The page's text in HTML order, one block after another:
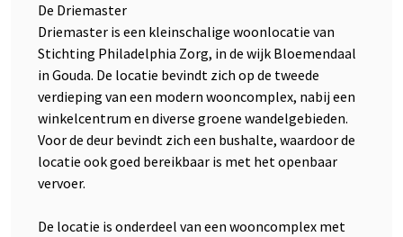
De Driemaster
Driemaster is een kleinschalige woonlocatie van
Stichting Philadelphia Zorg, in de wijk Bloemendaal
in Gouda. De locatie bevindt zich op de tweede
verdieping van een modern wooncomplex, nabij een
winkelcentrum en diverse groene wandelgebieden.
Voor de deur bevindt zich een bushalte, waardoor de
locatie ook goed bereikbaar is met het openbaar
vervoer.
De locatie is onderdeel van een wooncomplex met